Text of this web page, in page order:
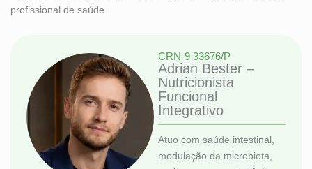
profissional de saúde.
CRN-9 33676/P
Adrian Bester –
Nutricionista
Funcional
Integrativo
Atuo com saúde intestinal,
modulação da microbiota,